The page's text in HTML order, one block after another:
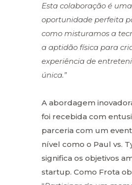
Esta colaboração é uma
oportunidade perfeita
como misturamos a
a aptidão física para
experiência de
única.”
A abordagem
foi recebida com
parceria com um
nível como o Paul vs.
significa os objetivos
startup. Como Frota